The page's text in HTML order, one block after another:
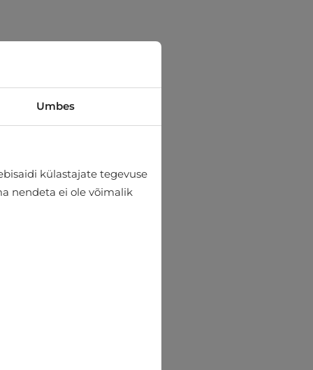
Umbes
külastajate tegevuse
nendeta ei ole võimalik